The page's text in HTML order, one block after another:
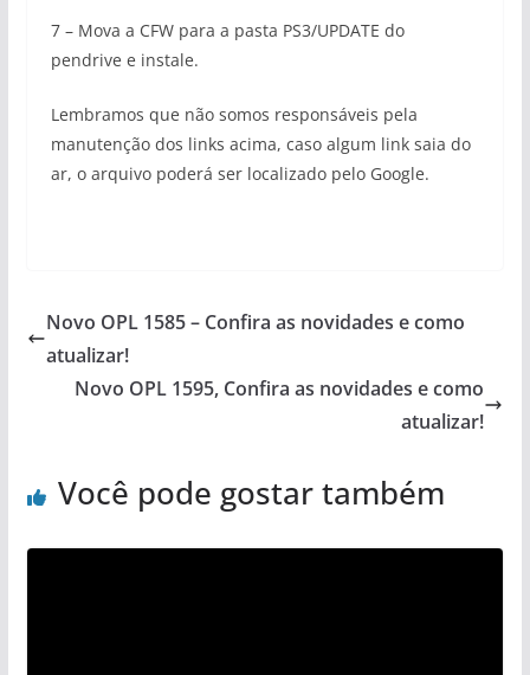
7 – Mova a CFW para a pasta PS3/UPDATE do
pendrive e instale.
Lembramos que não somos responsáveis pela
manutenção dos links acima, caso algum link saia do
ar, o arquivo poderá ser localizado pelo Google.
Novo OPL 1585 – Confira as novidades e como
atualizar!
Novo OPL 1595, Confira as novidades e como
atualizar!
Você pode gostar também